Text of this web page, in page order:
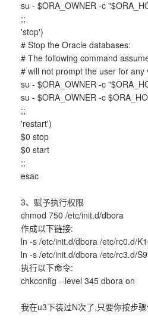
su - $ORA_OWNER -c
;;
'stop')
# Stop the Oracle databases:
# The following command
# will not prompt the user for any
su - $ORA_OWNER -c
su - $ORA_OWNER -c
;;
'restart')
$0 stop
$0 start
;;
esac
3、赋予执行权限
chmod 750 /etc/init.d/dbora
作成以下链接:
ln -s /etc/init.d/dbora /etc/rc0.d/
ln -s /etc/init.d/dbora /etc/rc3.d/
执行以下命令:
chkconfig --level 345 dbora on
我在u3下装过N次了,只要你按步